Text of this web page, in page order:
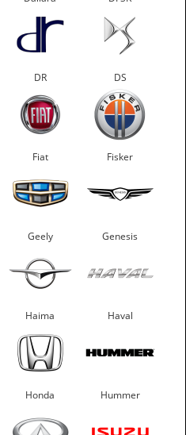
DR DS
Fiat Fisker
Geely Genesis
Haima Haval
Honda Hummer